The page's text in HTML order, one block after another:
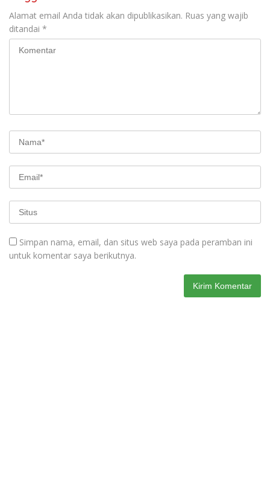
Alamat email Anda tidak akan dipublikasikan. Ruas yang wajib
ditandai *
Simpan nama, email, dan situs web saya pada peramban ini
untuk komentar saya berikutnya.